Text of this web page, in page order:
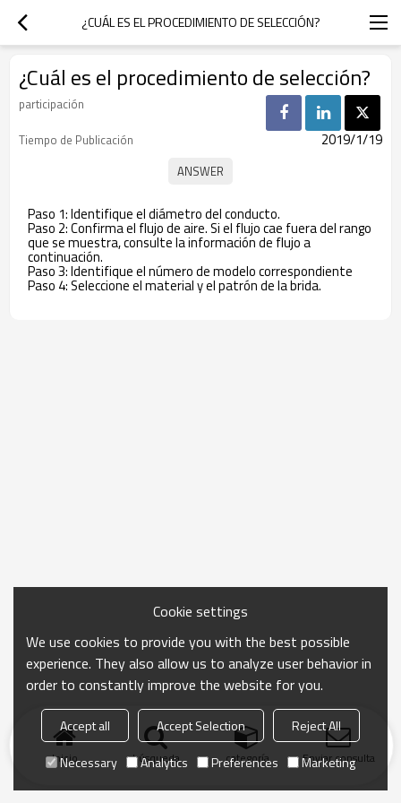
¿CUÁL ES EL PROCEDIMIENTO DE SELECCIÓN?
¿Cuál es el procedimiento de selección?
participación
Tiempo de Publicación
2019/1/19
Paso 1: Identifique el diámetro del conducto.
Paso 2: Confirma el flujo de aire. Si el flujo cae fuera del rango
que se muestra, consulte la información de flujo a
continuación.
Paso 3: Identifique el número de modelo correspondiente
Paso 4: Seleccione el material y el patrón de la brida.
Inicio búsqueda categoría Enviar consulta
Cookie settings
We use cookies to provide you with the best possible
experience. They also allow us to analyze user behavior in
order to constantly improve the website for you.
Accept all Accept Selection
Reject All
Necessary
Analytics Preferences Marketing